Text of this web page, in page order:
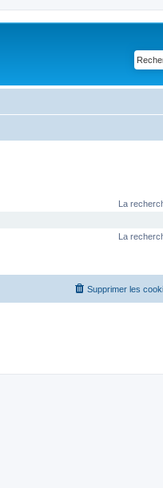
La
La
Supprimer les